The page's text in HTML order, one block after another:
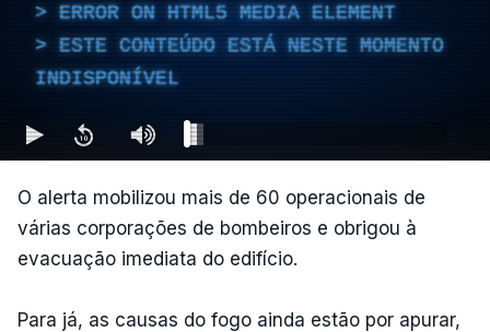
ERROR ON HTML5 MEDIA ELEMENT
ESTE CONTEÚDO ESTÁ NESTE MOMENTO
INDISPONÍVEL
O alerta mobilizou mais de 60 operacionais de
várias corporações de bombeiros e obrigou à
evacuação imediata do edifício.
Para já, as causas do fogo ainda estão por apurar,